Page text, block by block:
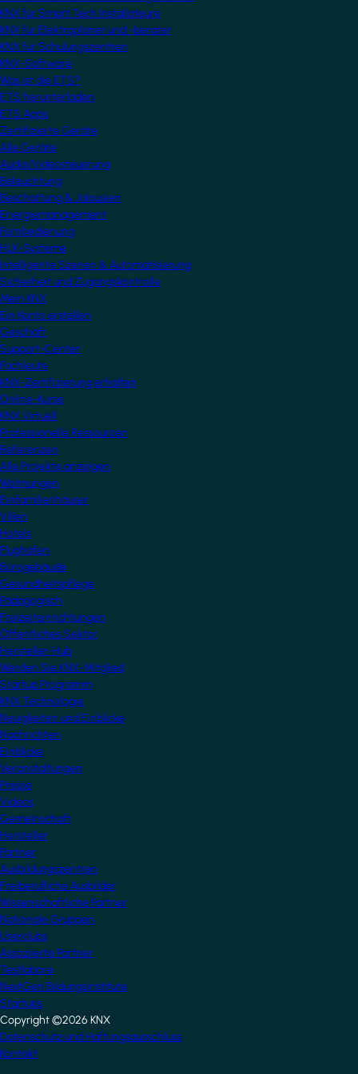
KNX für Smart Tech Installateure
KNX für Elektroplaner und -berater
KNX für Schulungszentren
KNX-Software
Was ist die ETS?
ETS herunterladen
ETS Apps
Zertifizierte Geräte
Alle Geräte
Audio/Videosteuerung
Beleuchtung
Beschattung & Jalousien
Energiemanagement
Fernbedienung
HLK-Systeme
Intelligente Szenen & Automatisierung
Sicherheit und Zugangskontrolle
Mein KNX
Ein Konto erstellen
Geschäft
Support-Center
Fachleute
KNX-Zertifizierung erhalten
Online-Kurse
KNX Virtuell
Professionelle Ressourcen
Referenzen
Alle Projekte anzeigen
Wohnungen
Einfamilienhäuser
Villen
Hotels
Flughäfen
Bürogebäude
Gesundheitspflege
Pädagogisch
Freizeiteinrichtungen
Öffentliches Sektor
Hersteller-Hub
Werden Sie KNX-Mitglied
Startup Programm
KNX Technologie
Neuigkeiten und Einblicke
Nachrichten
Einblicke
Veranstaltungen
Presse
Videos
Gemeinschaft
Hersteller
Partner
Ausbildungszentren
Freiberufliche Ausbilder
Wissenschaftliche Partner
Nationale Gruppen
Userclubs
Assoziierte Partner
Testlabore
NextGen Bildungsinstitute
Startups
Copyright ©2026 KNX
Footer
Datenschutz und Haftungsausschluss
Kontakt